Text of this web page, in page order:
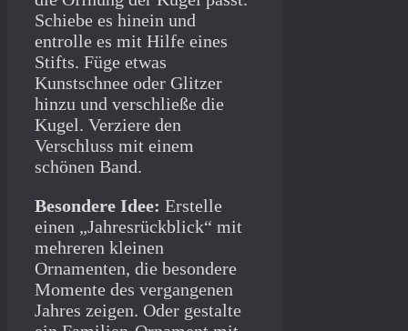
Schiebe es hinein und
entrolle es mit Hilfe eines
Stifts. Füge etwas
Kunstschnee oder Glitzer
hinzu und verschließe die
Kugel. Verziere den
Verschluss mit einem
schönen Band.
Besondere Idee: Erstelle
einen „Jahresrückblick“ mit
mehreren kleinen
Ornamenten, die besondere
Momente des vergangenen
Jahres zeigen. Oder gestalte